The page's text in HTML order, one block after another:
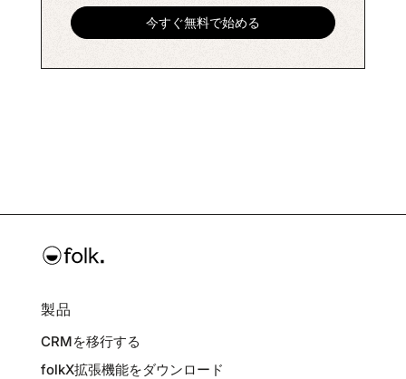
製品
CRMを移行する
folkX拡張機能をダウンロード